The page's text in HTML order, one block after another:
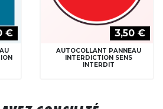
€ 3,50 €
AUTOCOLLANT PANNEAU
INTERDICTION SENS
INTERDIT